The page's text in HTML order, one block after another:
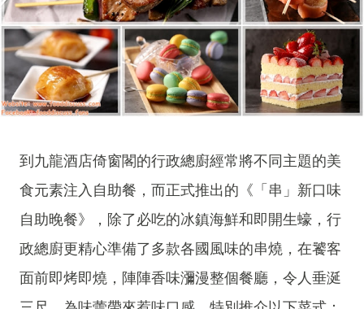
到九龍酒店倚窗閣的行政總廚經常將不同主題的美
食元素注入自助餐，而正式推出的《「串」新口味
自助晚餐》，除了必吃的冰鎮海鮮和即開生蠔，行
政總廚更精心準備了多款各國風味的串燒，在饕客
面前即烤即燒，陣陣香味瀰漫整個餐廳，令人垂涎